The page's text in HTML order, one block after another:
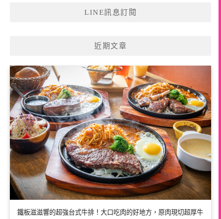
LINE訊息訂閱
近期文章
鐵板滋滋響的超強台式牛排！大口吃肉的好地方，原肉現切超厚牛